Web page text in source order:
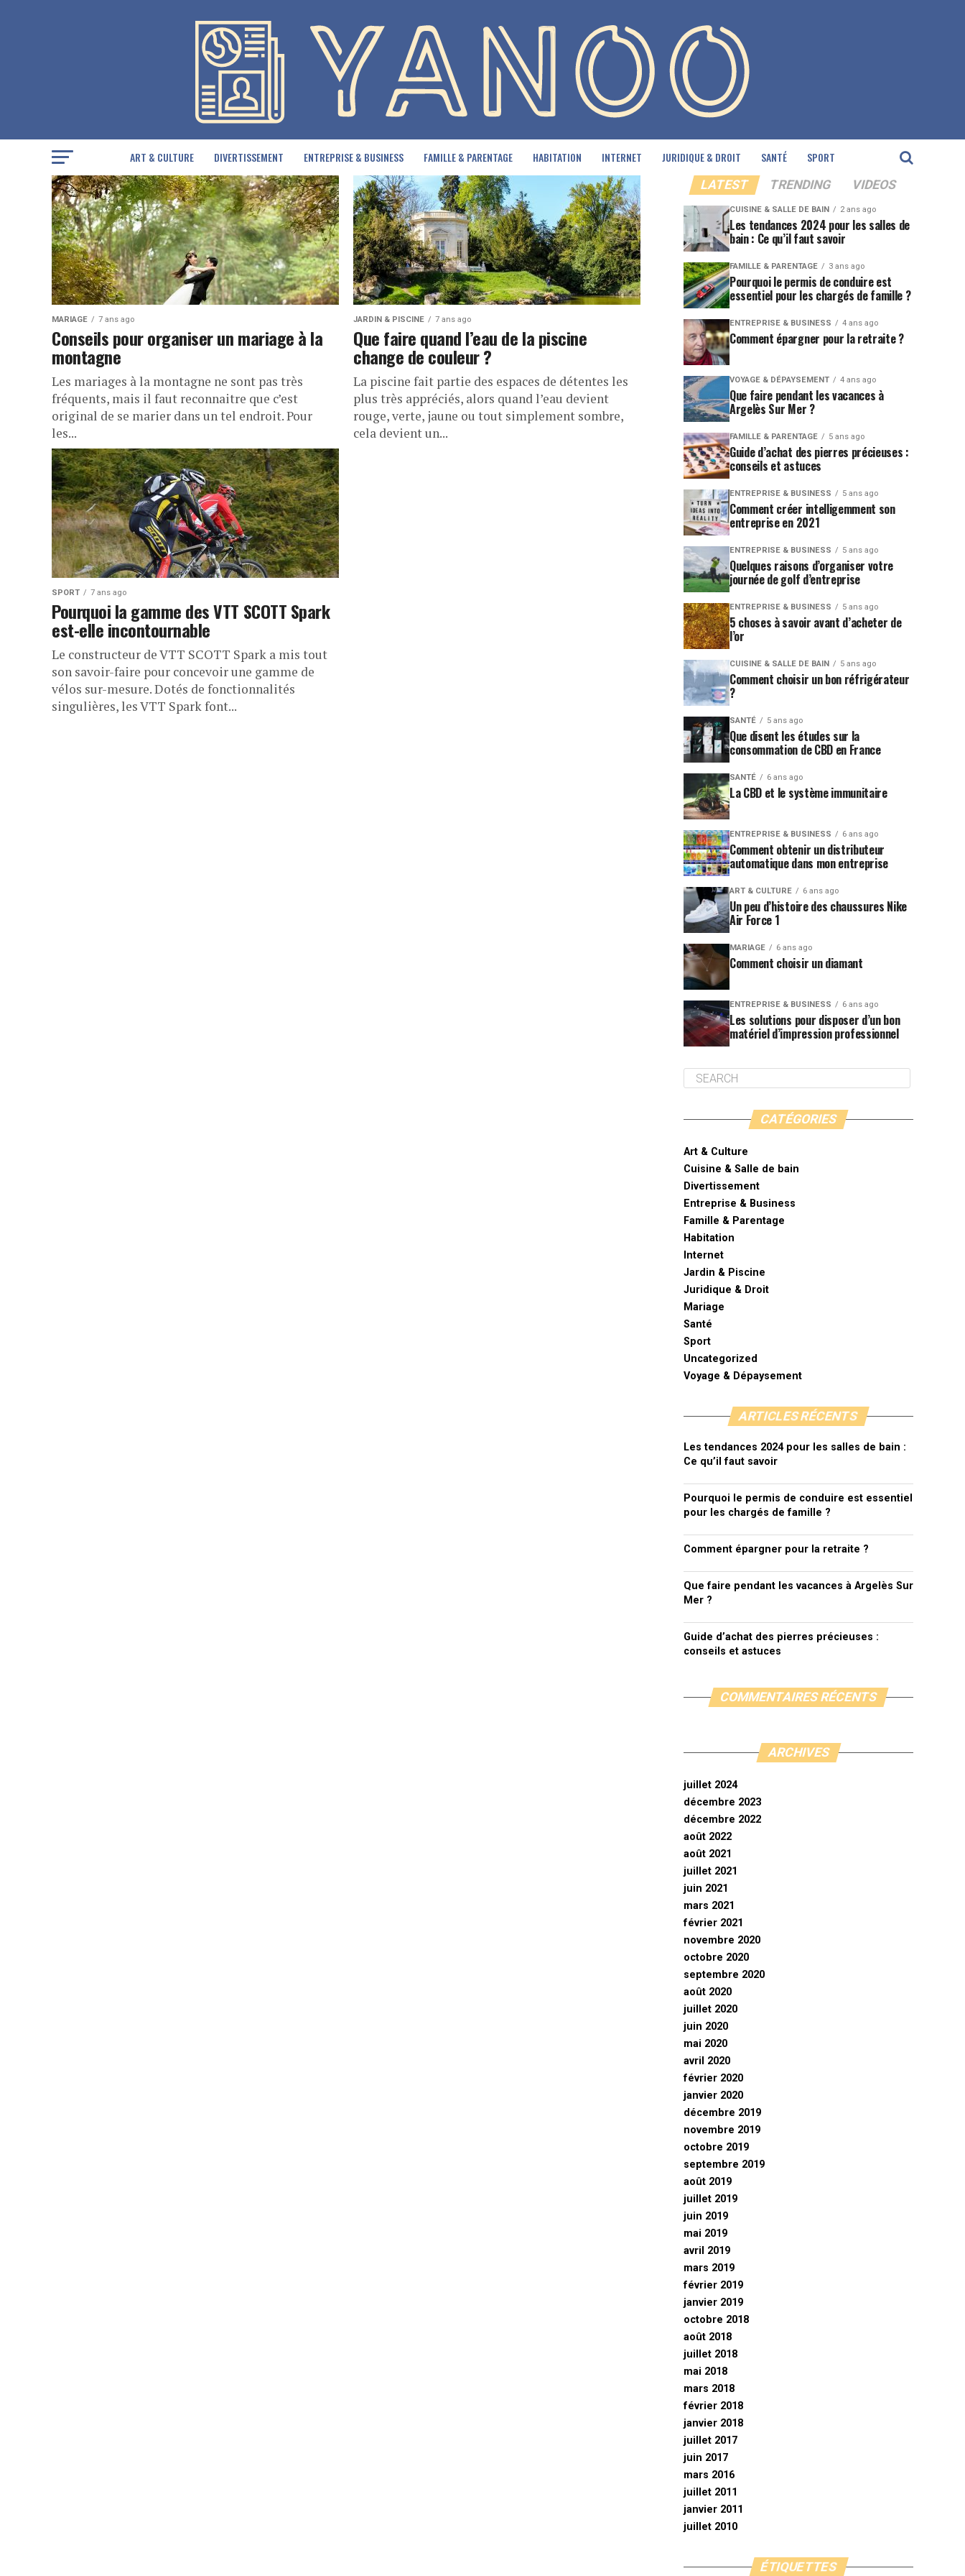
ART & CULTURE DIVERTISSEMENT ENTREPRISE & BUSINESS FAMILLE & PARENTAGE HABITATION INTERNET JURIDIQUE & DROIT SANTÉ SPORT
MARIAGE 7 ans ago
Conseils pour organiser un mariage à la
montagne
Les mariages à la montagne ne sont pas très
fréquents, mais il faut reconnaitre que c’est
original de se marier dans un tel endroit. Pour
les...
JARDIN & PISCINE 7 ans ago
Que faire quand l’eau de la piscine
change de couleur ?
La piscine fait partie des espaces de détentes les
plus très appréciés, alors quand l’eau devient
rouge, verte, jaune ou tout simplement sombre,
cela devient un...
SPORT 7 ans ago
Pourquoi la gamme des VTT SCOTT Spark
est-elle incontournable
Le constructeur de VTT SCOTT Spark a mis tout
son savoir-faire pour concevoir une gamme de
vélos sur-mesure. Dotés de fonctionnalités
singulières, les VTT Spark font...
LATEST TRENDING VIDEOS
CUISINE & SALLE DE BAIN 2 ans ago
Les tendances 2024 pour les salles de
bain : Ce qu’il faut savoir
FAMILLE & PARENTAGE 3 ans ago
Pourquoi le permis de conduire est
essentiel pour les chargés de famille ?
ENTREPRISE & BUSINESS 4 ans ago
Comment épargner pour la retraite ?
VOYAGE & DÉPAYSEMENT 4 ans ago
Que faire pendant les vacances à
Argelès Sur Mer ?
FAMILLE & PARENTAGE 5 ans ago
Guide d’achat des pierres précieuses :
conseils et astuces
ENTREPRISE & BUSINESS 5 ans ago
Comment créer intelligemment son
entreprise en 2021
ENTREPRISE & BUSINESS 5 ans ago
Quelques raisons d’organiser votre
journée de golf d’entreprise
ENTREPRISE & BUSINESS 5 ans ago
5 choses à savoir avant d’acheter de
l’or
CUISINE & SALLE DE BAIN 5 ans ago
Comment choisir un bon réfrigérateur
?
SANTÉ 5 ans ago
Que disent les études sur la
consommation de CBD en France
SANTÉ 6 ans ago
La CBD et le système immunitaire
ENTREPRISE & BUSINESS 6 ans ago
Comment obtenir un distributeur
automatique dans mon entreprise
ART & CULTURE 6 ans ago
Un peu d’histoire des chaussures Nike
Air Force 1
MARIAGE 6 ans ago
Comment choisir un diamant
ENTREPRISE & BUSINESS 6 ans ago
Les solutions pour disposer d’un bon
matériel d’impression professionnel
CATÉGORIES
Art & Culture
Cuisine & Salle de bain
Divertissement
Entreprise & Business
Famille & Parentage
Habitation
Internet
Jardin & Piscine
Juridique & Droit
Mariage
Santé
Sport
Uncategorized
Voyage & Dépaysement
ARTICLES RÉCENTS
Les tendances 2024 pour les salles de bain :
Ce qu’il faut savoir
Pourquoi le permis de conduire est essentiel
pour les chargés de famille ?
Comment épargner pour la retraite ?
Que faire pendant les vacances à Argelès Sur
Mer ?
Guide d’achat des pierres précieuses :
conseils et astuces
COMMENTAIRES RÉCENTS
ARCHIVES
juillet 2024
décembre 2023
décembre 2022
août 2022
août 2021
juillet 2021
juin 2021
mars 2021
février 2021
novembre 2020
octobre 2020
septembre 2020
août 2020
juillet 2020
juin 2020
mai 2020
avril 2020
février 2020
janvier 2020
décembre 2019
novembre 2019
octobre 2019
septembre 2019
août 2019
juillet 2019
juin 2019
mai 2019
avril 2019
mars 2019
février 2019
janvier 2019
octobre 2018
août 2018
juillet 2018
mai 2018
mars 2018
février 2018
janvier 2018
juillet 2017
juin 2017
mars 2016
juillet 2011
janvier 2011
juillet 2010
ÉTIQUETTES